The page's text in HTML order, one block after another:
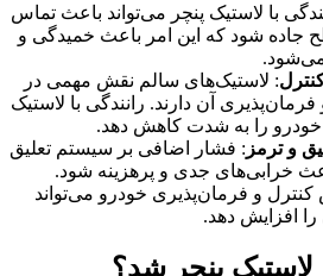
با لاستیک پنچر می‌تواند باعث تماس
جاده شود که این امر باعث خمیدگی و
می‌شود.
: لاستیک‌های سالم نقش مهمی در
آن دارند. رانندگی با لاستیک
خودرو را به شدت کاهش دهد.
و ترمز : فشار اضافی بر سیستم تعلیق
خرابی‌های جدی و پرهزینه شود.
و فرمان‌پذیری خودرو می‌تواند
افزایش دهد.